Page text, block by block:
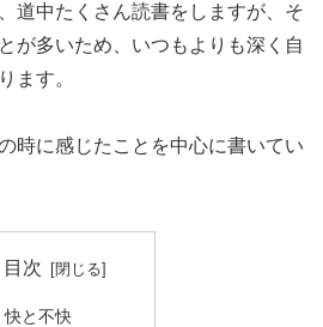
道中たくさん読書をしますが、そ
が多いため、いつもよりも深く自
ます。
時に感じたことを中心に書いてい
目次
快と不快